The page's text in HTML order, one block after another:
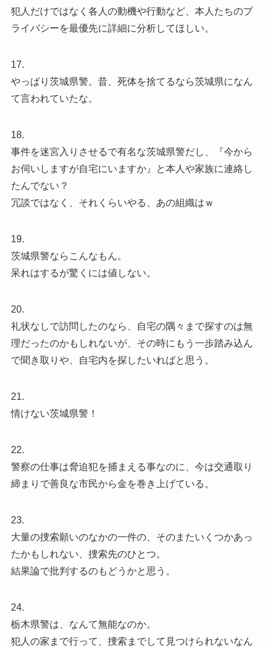
犯人だけではなく各人の動機や行動など、本人たちのプ
ライバシーを最優先に詳細に分析してほしい。
17.
やっぱり茨城県警。昔、死体を捨てるなら茨城県になん
て言われていたな。
18.
事件を迷宮入りさせるで有名な茨城県警だし、『今から
お伺いしますが自宅にいますか』と本人や家族に連絡し
たんでない？
冗談ではなく、それくらいやる、あの組織はｗ
19.
茨城県警ならこんなもん。
呆れはするが驚くには値しない。
20.
礼状なしで訪問したのなら、自宅の隅々まで探すのは無
理だったのかもしれないが、その時にもう一歩踏み込ん
で聞き取りや、自宅内を探したいればと思う。
21.
情けない茨城県警！
22.
警察の仕事は脅迫犯を捕まえる事なのに、今は交通取り
締まりで善良な市民から金を巻き上げている。
23.
大量の捜索願いのなかの一件の、そのまたいくつかあっ
たかもしれない、捜索先のひとつ。
結果論で批判するのもどうかと思う。
24.
栃木県警は、なんて無能なのか。
犯人の家まで行って、捜索までして見つけられないなん